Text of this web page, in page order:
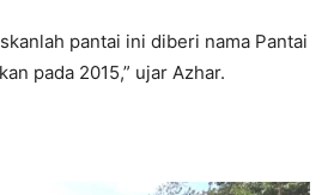
pantai ini diberi nama Pantai
pada 2015,” ujar Azhar.